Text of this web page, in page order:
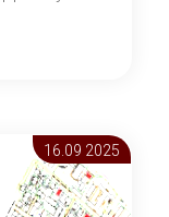
16.09 2025